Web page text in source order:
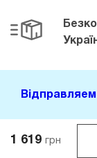
1 619 грн